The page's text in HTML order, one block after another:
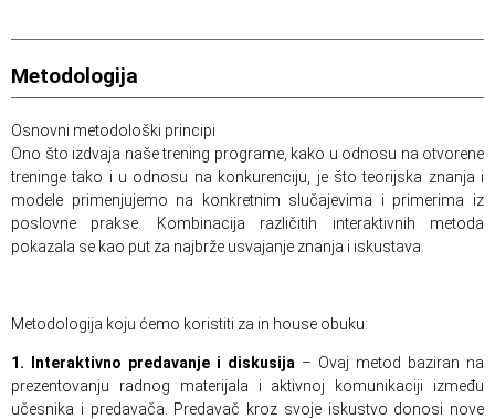
Metodologija
Osnovni metodološki principi
Ono što izdvaja naše trening programe, kako u odnosu na otvorene
treninge tako i u odnosu na konkurenciju, je što teorijska znanja i
modele primenjujemo na konkretnim slučajevima i primerima iz
poslovne prakse. Kombinacija različitih interaktivnih metoda
pokazala se kao put za najbrže usvajanje znanja i iskustava.
Metodologija koju ćemo koristiti za in house obuku:
1. Interaktivno predavanje i diskusija – Ovaj metod baziran na
prezentovanju radnog materijala i aktivnoj komunikaciji između
učesnika i predavača. Predavač kroz svoje iskustvo donosi nove